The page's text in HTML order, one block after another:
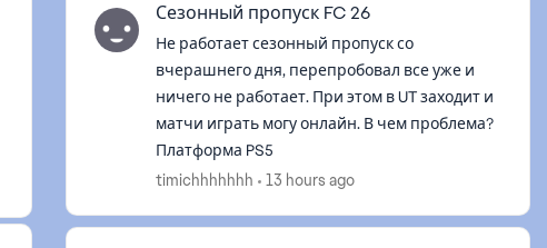
Сезонный пропуск FC 26
Не работает сезонный пропуск со
вчерашнего дня, перепробовал все уже и
ничего не работает. При этом в UT заходит и
матчи играть могу онлайн. В чем проблема?
Платформа PS5
timichhhhhhh
13 hours ago